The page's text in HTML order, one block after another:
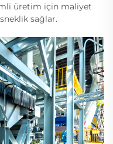
üretim için maliyet
sağlar.